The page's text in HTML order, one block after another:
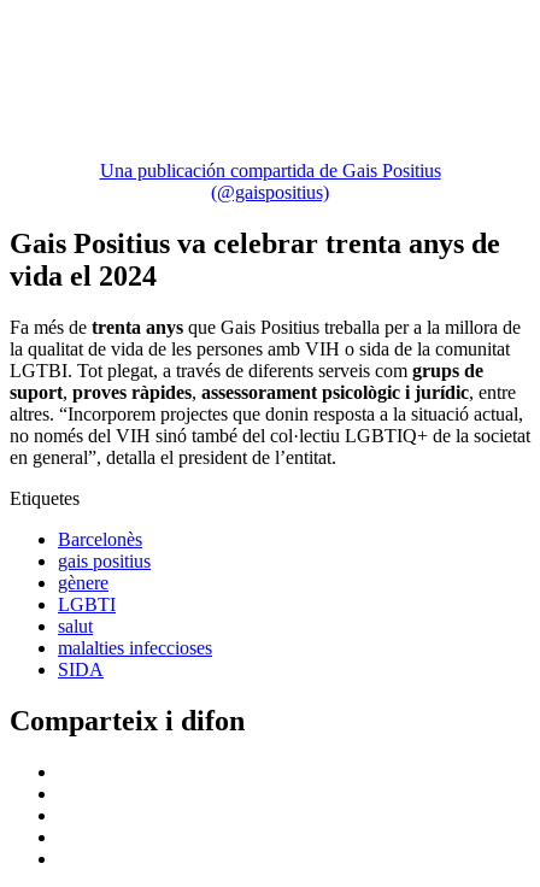
Una publicación compartida de Gais Positius
(@gaispositius)
Gais Positius va celebrar trenta anys de
vida el 2024
Fa més de trenta anys que Gais Positius treballa per a la millora de
la qualitat de vida de les persones amb VIH o sida de la comunitat
LGTBI. Tot plegat, a través de diferents serveis com grups de
suport, proves ràpides, assessorament psicològic i jurídic, entre
altres. “Incorporem projectes que donin resposta a la situació actual,
no només del VIH sinó també del col·lectiu LGBTIQ+ de la societat
en general”, detalla el president de l’entitat.
Etiquetes
Barcelonès
gais positius
gènere
LGBTI
salut
malalties infeccioses
SIDA
Comparteix i difon